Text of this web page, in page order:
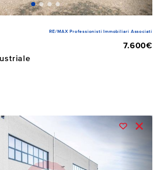
RE/MAX Professionisti Immobiliari Associati
7.600€